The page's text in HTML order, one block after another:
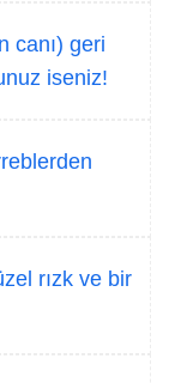
canı) geri
iseniz!
rızk ve bir